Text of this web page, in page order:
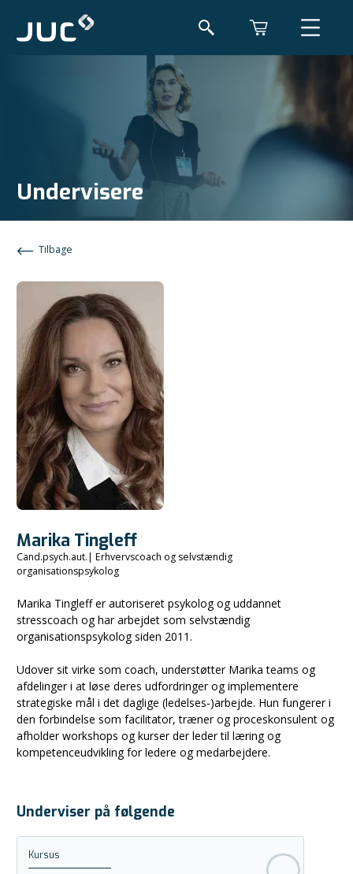
Undervisere
Tilbage
Marika Tingleff
Cand.psych.aut.| Erhvervscoach og selvstændig
organisationspsykolog
Marika Tingleff er autoriseret psykolog og uddannet
stresscoach og har arbejdet som selvstændig
organisationspsykolog siden 2011.
Udover sit virke som coach, understøtter Marika teams og
afdelinger i at løse deres udfordringer og implementere
strategiske mål i det daglige (ledelses-)arbejde. Hun fungerer i
den forbindelse som facilitator, træner og proceskonsulent og
afholder workshops og kurser der leder til læring og
kompetenceudvikling for ledere og medarbejdere.
Underviser på følgende
Kursus